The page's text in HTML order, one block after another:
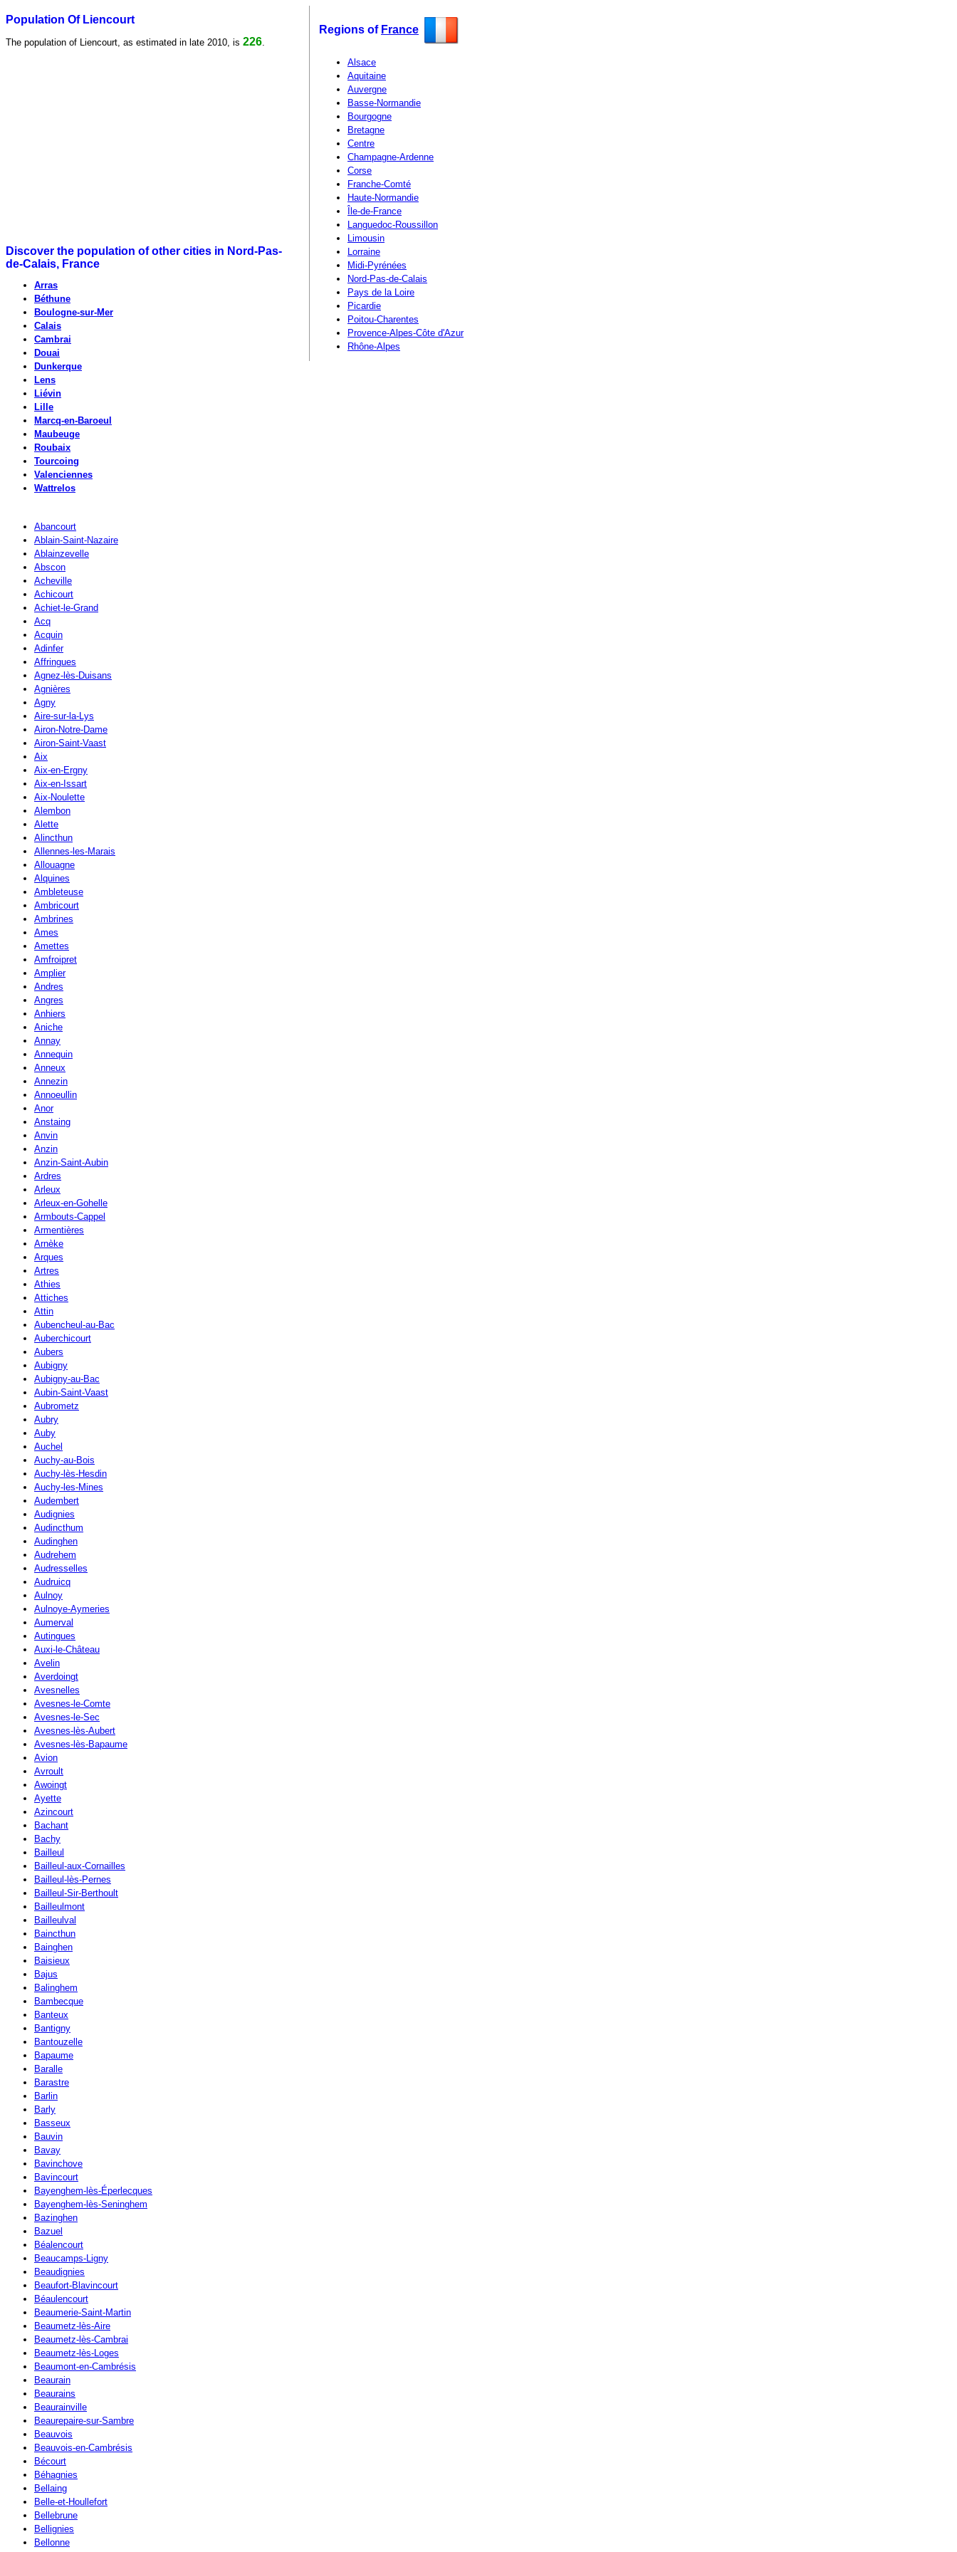
Population Of Liencourt
The population of Liencourt, as estimated in late 2010, is 226
Discover the population of other cities in Nord-Pas-
de-Calais, France
Arras
Béthune
Boulogne-sur-Mer
Calais
Cambrai
Douai
Dunkerque
Lens
Liévin
Lille
Marcq-en-Baroeul
Maubeuge
Roubaix
Tourcoing
Valenciennes
Wattrelos
Abancourt
Ablain-Saint-Nazaire
Ablainzevelle
Abscon
Acheville
Achicourt
Achiet-le-Grand
Acq
Acquin
Adinfer
Affringues
Agnez-lès-Duisans
Agnières
Agny
Aire-sur-la-Lys
Airon-Notre-Dame
Airon-Saint-Vaast
Aix
Aix-en-Ergny
Aix-en-Issart
Aix-Noulette
Alembon
Alette
Alincthun
Allennes-les-Marais
Allouagne
Alquines
Ambleteuse
Ambricourt
Ambrines
Ames
Amettes
Amfroipret
Amplier
Andres
Angres
Anhiers
Aniche
Annay
Annequin
Anneux
Annezin
Annoeullin
Anor
Anstaing
Anvin
Anzin
Anzin-Saint-Aubin
Ardres
Arleux
Arleux-en-Gohelle
Armbouts-Cappel
Armentières
Arnèke
Arques
Artres
Athies
Attiches
Attin
Aubencheul-au-Bac
Auberchicourt
Aubers
Aubigny
Aubigny-au-Bac
Aubin-Saint-Vaast
Aubrometz
Aubry
Auby
Auchel
Auchy-au-Bois
Auchy-lès-Hesdin
Auchy-les-Mines
Audembert
Audignies
Audincthum
Audinghen
Audrehem
Audresselles
Audruicq
Aulnoy
Aulnoye-Aymeries
Aumerval
Autingues
Auxi-le-Château
Avelin
Averdoingt
Avesnelles
Avesnes-le-Comte
Avesnes-le-Sec
Avesnes-lès-Aubert
Avesnes-lès-Bapaume
Avion
Avroult
Awoingt
Ayette
Azincourt
Bachant
Bachy
Bailleul
Bailleul-aux-Cornailles
Bailleul-lès-Pernes
Bailleul-Sir-Berthoult
Bailleulmont
Bailleulval
Baincthun
Bainghen
Baisieux
Bajus
Balinghem
Bambecque
Banteux
Bantigny
Bantouzelle
Bapaume
Baralle
Barastre
Barlin
Barly
Basseux
Bauvin
Bavay
Bavinchove
Bavincourt
Bayenghem-lès-Éperlecques
Bayenghem-lès-Seninghem
Bazinghen
Bazuel
Béalencourt
Beaucamps-Ligny
Beaudignies
Beaufort-Blavincourt
Béaulencourt
Beaumerie-Saint-Martin
Beaumetz-lès-Aire
Beaumetz-lès-Cambrai
Beaumetz-lès-Loges
Beaumont-en-Cambrésis
Beaurain
Beaurains
Beaurainville
Beaurepaire-sur-Sambre
Beauvois
Beauvois-en-Cambrésis
Bécourt
Béhagnies
Bellaing
Belle-et-Houllefort
Bellebrune
Bellignies
Bellonne
Regions of France
Alsace
Aquitaine
Auvergne
Basse-Normandie
Bourgogne
Bretagne
Centre
Champagne-Ardenne
Corse
Franche-Comté
Haute-Normandie
Île-de-France
Languedoc-Roussillon
Limousin
Lorraine
Midi-Pyrénées
Nord-Pas-de-Calais
Pays de la Loire
Picardie
Poitou-Charentes
Provence-Alpes-Côte d'Azur
Rhône-Alpes